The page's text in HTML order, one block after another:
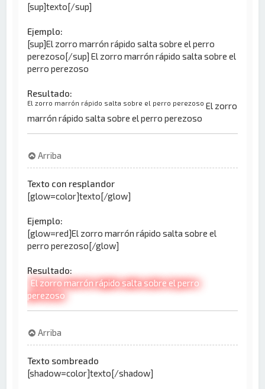
[sup]texto[/sup]
Ejemplo:
[sup]El zorro marrón rápido salta sobre el perro
perezoso[/sup] El zorro marrón rápido salta sobre el
perro perezoso
Resultado:
El zorro marrón rápido salta sobre el perro perezoso El zorro
marrón rápido salta sobre el perro perezoso
Arriba
Texto con resplandor
[glow=color]texto[/glow]
Ejemplo:
[glow=red]El zorro marrón rápido salta sobre el
perro perezoso[/glow]
Resultado:
El zorro marrón rápido salta sobre el perro
perezoso
Arriba
Texto sombreado
[shadow=color]texto[/shadow]